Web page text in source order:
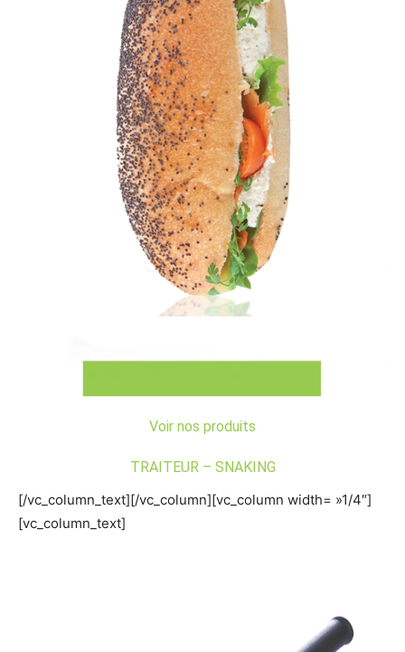
Voir nos produits
TRAITEUR – SNAKING
[/vc_column_text][/vc_column][vc_column width= »1/4″]
[vc_column_text]